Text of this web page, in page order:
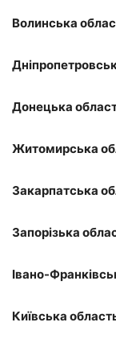
Волинська
Донецька
Житомирська
Закарпатська
Запорізька
Івано-
Київська